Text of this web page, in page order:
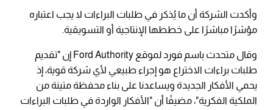
وأكدت الشركة أن ما يُذكر في طلبات البراءات لا يجب اعتباره
مؤشرًا مباشرًا على خططها الإنتاجية أو التسويقية.
وقال متحدث باسم فورد لموقع Ford Authority إن "تقديم
طلبات براءات الاختراع هو إجراء طبيعي لأي شركة قوية، إذ
يحمي الأفكار الجديدة ويساعدنا على بناء محفظة متينة من
الملكية الفكرية"، مضيفًا أن "الأفكار الواردة في طلبات البراءات